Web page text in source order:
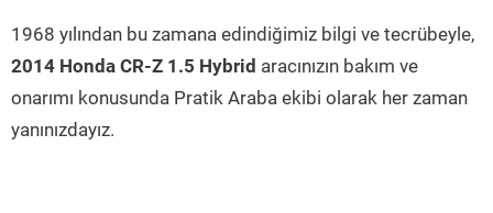
1968 yılından bu zamana edindiğimiz bilgi ve tecrübeyle,
2014 Honda CR-Z 1.5 Hybrid aracınızın bakım ve
onarımı konusunda Pratik Araba ekibi olarak her zaman
yanınızdayız.